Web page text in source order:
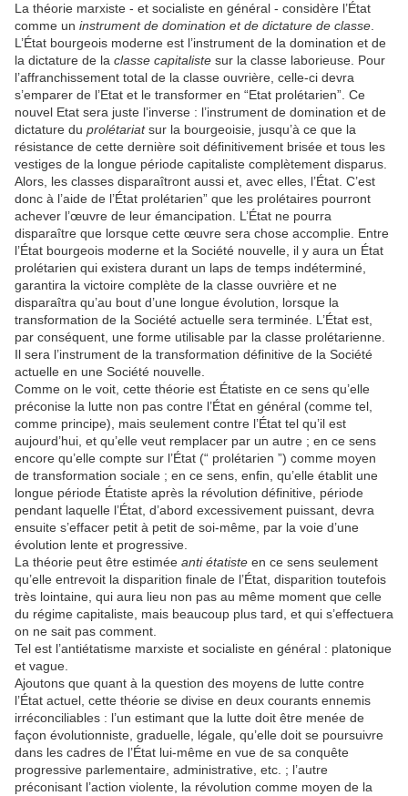
La théorie marxiste - et socialiste en général - considère l’État
comme un instrument de domination et de dictature de classe
L’État bourgeois moderne est l’instrument de la domination et de
la dictature de la classe capitaliste sur la classe laborieuse. Pour
l’affranchissement total de la classe ouvrière, celle-ci devra
s’emparer de l’Etat et le transformer en “Etat prolétarien”. Ce
nouvel Etat sera juste l’inverse : l’instrument de domination et de
dictature du prolétariatsur la bourgeoisie, jusqu’à ce que la
résistance de cette dernière soit définitivement brisée et tous les
vestiges de la longue période capitaliste complètement disparus.
Alors, les classes disparaîtront aussi et, avec elles, l’État. C’est
donc à l’aide de l’État prolétarien” que les prolétaires pourront
achever l’œuvre de leur émancipation. L’État ne pourra
disparaître que lorsque cette œuvre sera chose accomplie. Entre
l’État bourgeois moderne et la Société nouvelle, il y aura un État
prolétarien qui existera durant un laps de temps indéterminé,
garantira la victoire complète de la classe ouvrière et ne
disparaîtra qu’au bout d’une longue évolution, lorsque la
transformation de la Société actuelle sera terminée. L’État est,
par conséquent, une forme utilisable par la classe prolétarienne.
Il sera l’instrument de la transformation définitive de la Société
actuelle en une Société nouvelle.
Comme on le voit, cette théorie est Étatiste en ce sens qu’elle
préconise la lutte non pas contre l’État en général (comme tel,
comme principe), mais seulement contre l’État tel qu’il est
aujourd’hui, et qu’elle veut remplacer par un autre ; en ce sens
encore qu’elle compte sur l’État (“ prolétarien ”) comme moyen
de transformation sociale ; en ce sens, enfin, qu’elle établit une
longue période Étatiste après la révolution définitive, période
pendant laquelle l’État, d’abord excessivement puissant, devra
ensuite s’effacer petit à petit de soi-même, par la voie d’une
évolution lente et progressive.
La théorie peut être estimée anti étatiste en ce sens seulement
qu’elle entrevoit la disparition finale de l’État, disparition toutefois
très lointaine, qui aura lieu non pas au même moment que celle
du régime capitaliste, mais beaucoup plus tard, et qui s’effectuera
on ne sait pas comment.
Tel est l’antiétatisme marxiste et socialiste en général : platonique
et vague.
Ajoutons que quant à la question des moyens de lutte contre
l’État actuel, cette théorie se divise en deux courants ennemis
irréconciliables : l’un estimant que la lutte doit être menée de
façon évolutionniste, graduelle, légale, qu’elle doit se poursuivre
dans les cadres de l’État lui-même en vue de sa conquête
progressive parlementaire, administrative, etc. ; l’autre
préconisant l’action violente, la révolution comme moyen de la